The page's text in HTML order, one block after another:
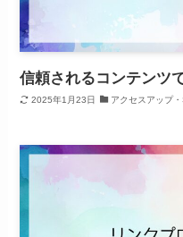
信頼されるコンテンツ
2025年1月23日 アクセスアップ